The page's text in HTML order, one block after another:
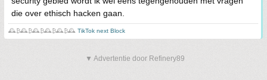
die over ethisch hacken gaan.
🕰️₿🕰️₿🕰️₿🕰️₿🕰️₿🕰️ TikTok next Block
▼ Advertentie door Refinery89